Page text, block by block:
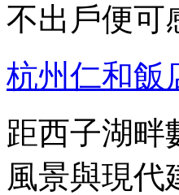
不出戶便可
杭州仁和飯
距西子湖畔
風景與現代